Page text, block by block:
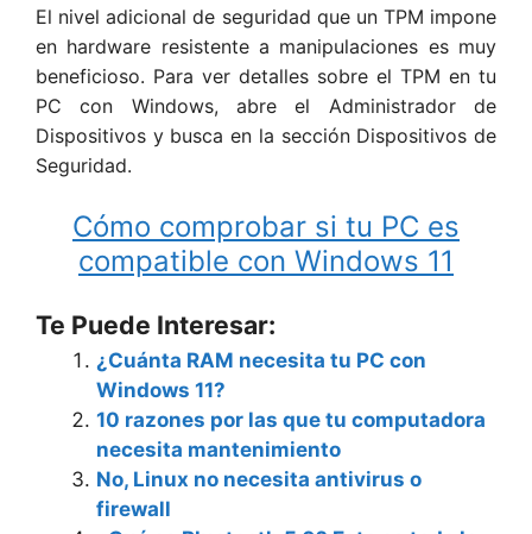
El nivel adicional de seguridad que un TPM impone
en hardware resistente a manipulaciones es muy
beneficioso. Para ver detalles sobre el TPM en tu
PC con Windows, abre el Administrador de
Dispositivos y busca en la sección Dispositivos de
Seguridad.
Cómo comprobar si tu PC es
compatible con Windows 11
Te Puede Interesar:
¿Cuánta RAM necesita tu PC con
Windows 11?
10 razones por las que tu computadora
necesita mantenimiento
No, Linux no necesita antivirus o
firewall